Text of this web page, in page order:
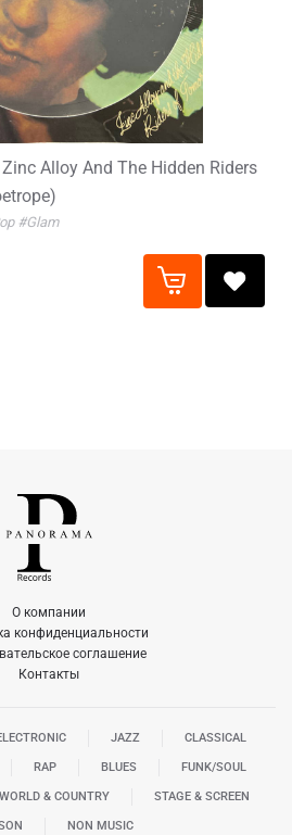
Alloy And The Hidden Riders
#Glam
О компании
конфиденциальности
соглашение
Контакты
JAZZ CLASSICAL
RAP BLUES FUNK/SOUL
WORLD & COUNTRY STAGE & SCREEN
NON MUSIC